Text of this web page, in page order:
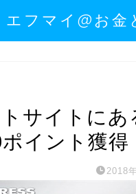
エフマイ@お金
サイトにあ
イント獲得
2018